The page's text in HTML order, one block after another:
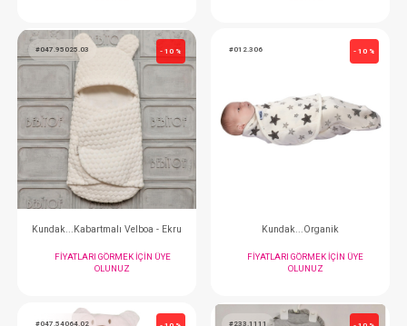
FIYATLARI GÖRMEK IÇIN ÜYE
OLUNUZ
Kundak...Kabartmalı
#047.95025.03